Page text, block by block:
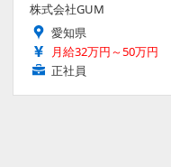
株式会社GUM
愛知県
月給32万円～50万円
正社員